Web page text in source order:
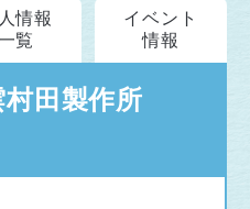
情報
覧
イベント
情報
田製作所